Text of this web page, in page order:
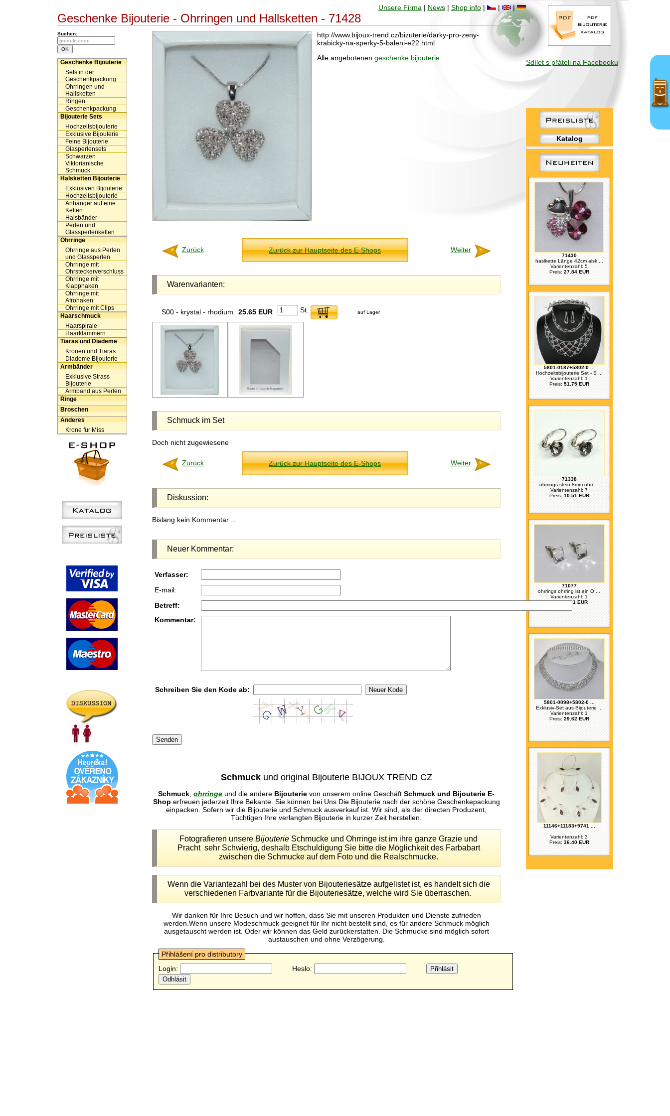
Sdílet s přáteli na Facebooku
Katalog
71430
haslkette Länge 42cm alsk ...
Varientenzahl: 5
Preis: 27.84 EUR
5801-0187+5802-0 ...
Hochzeitsbijouterie Set - S ...
Varientenzahl: 1
Preis: 51.75 EUR
71338
ohrrings stein 8mm ohrr ...
Varientenzahl: 7
Preis:10.51 EUR
71077
ohrrings ohrring ist ein O ...
Varientenzahl: 1
Preis:6.91 EUR
5801-0098+5802-0 ...
Exklusiv-Set aus Bijouterie ...
Varientenzahl: 1
Preis: 29.62 EUR
11146+11183+9741 ...
Varientenzahl: 3
Preis: 36.40 EUR
Unsere Firma | News| Shop info| | |
Geschenke Bijouterie - Ohrringen und Hallsketten - 71428
Suchen:
Geschenke Bijouterie
Sets in der
Geschenkpackung
Ohrringen und
Hallsketten
Ringen
Geschenkpackung
Bijouterie Sets
Hochzeitsbijouterie
Exklusive Bijouterie
Feine Bijouterie
Glasperlensets
Schwarzen
Viktorianische
Schmuck
Halsketten Bijouterie
Exklusiven Bijouterie
Hochzeitsbijouterie
Anhänger auf eine
Ketten
Halsbänder
Perlen und
Glassperlenketten
Ohrringe
Ohrringe aus Perlen
und Glassperlen
Ohrringe mit
Ohrsteckerverschluss
Ohrringe mit
Klapphaken
Ohrringe mit
Afrohaken
Ohrringe mit Clips
Haarschmuck
Haarspirale
Haarklammern
Tiaras und Diademe
Kronen und Tiaras
Diademe Bijouterie
Armbänder
Exklusive Strass
Bijouterie
Armband aus Perlen
Ringe
Broschen
Anderes
Krone für Miss
http://www.bijoux-trend.cz/bizuterie/darky-pro-zeny-
krabicky-na-sperky-5-baleni-e22.html
Alle angebotenen geschenke bijouterie.
Zurück Zurück zur Hauptseite des E-Shops Weiter
Warenvarianten:
S00 - krystal - rhodium 25.65 EUR St. auf Lager
Schmuck im Set
Doch nicht zugewiesene
Zurück Zurück zur Hauptseite des E-Shops Weiter
Diskussion:
Bislang kein Kommentar ...
Neuer Kommentar:
Verfasser:
E-mail:
Betreff:
Kommentar:
Schreiben Sie den Kode ab:
Schmuck und original Bijouterie BIJOUX TREND CZ
Schmuck ohrringe und die andere Bijouterie von unserem online Geschäft Schmuck und Bijouterie E-
Shop erfreuen jederzeit Ihre Bekante. Sie können bei Uns Die Bijouterie nach der schöne Geschenkepackung
einpacken. Sofern wir die Bijouterie und Schmuck ausverkauf ist. Wir sind, als der directen Produzent,
Tüchtigen Ihre verlangten Bijouterie in kurzer Zeit herstellen.
Fotografieren unsere Bijouterie Schmucke und Ohrringe ist im ihre ganze Grazie und
Pracht sehr Schwierig, deshalb Etschuldigung Sie bitte die Möglichkeit des Farbabart
zwischen die Schmucke auf dem Foto und die Realschmucke.
Wenn die Variantezahl bei des Muster von Bijouteriesätze aufgelistet ist, es handelt sich die
verschiedenen Farbvariante für die Bijouteriesätze, welche wird Sie überraschen.
Wir danken für Ihre Besuch und wir hoffen, dass Sie mit unseren Produkten und Dienste zufrieden
werden.Wenn unsere Modeschmuck geeignet für Ihr nicht bestellt sind, es für andere Schmuck möglich
ausgetauscht werden ist. Oder wir können das Geld zurückerstatten. Die Schmucke sind möglich sofort
austauschen und ohne Verzögerung.
Přihlášení pro distributory
Login:
Heslo: